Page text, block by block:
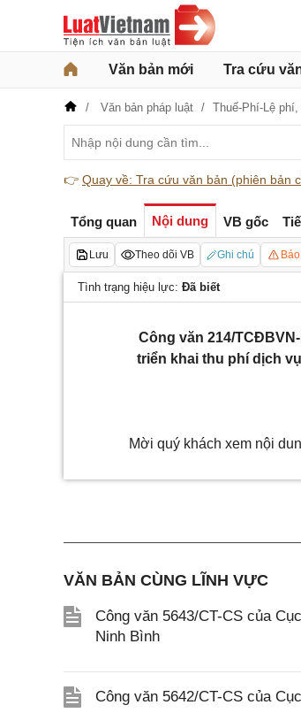
Văn bản mới Tra cứu
Văn bản pháp luật Thuế-Phí-Lệ phí,
👉 Quay về: Tra cứu văn bản (phiên bản
Tổng quan Nội dung VB gốc
Lưu Theo dõi VB Ghi chú
Tình trạng hiệu lực: Đã biết
Công văn 214/
triển khai thu phí dịch
Mời quý khách xem nội
VĂN BẢN CÙNG LĨNH VỰC
Công văn 5643/CT-CS của
Ninh Bình
Công văn 5642/CT-CS của